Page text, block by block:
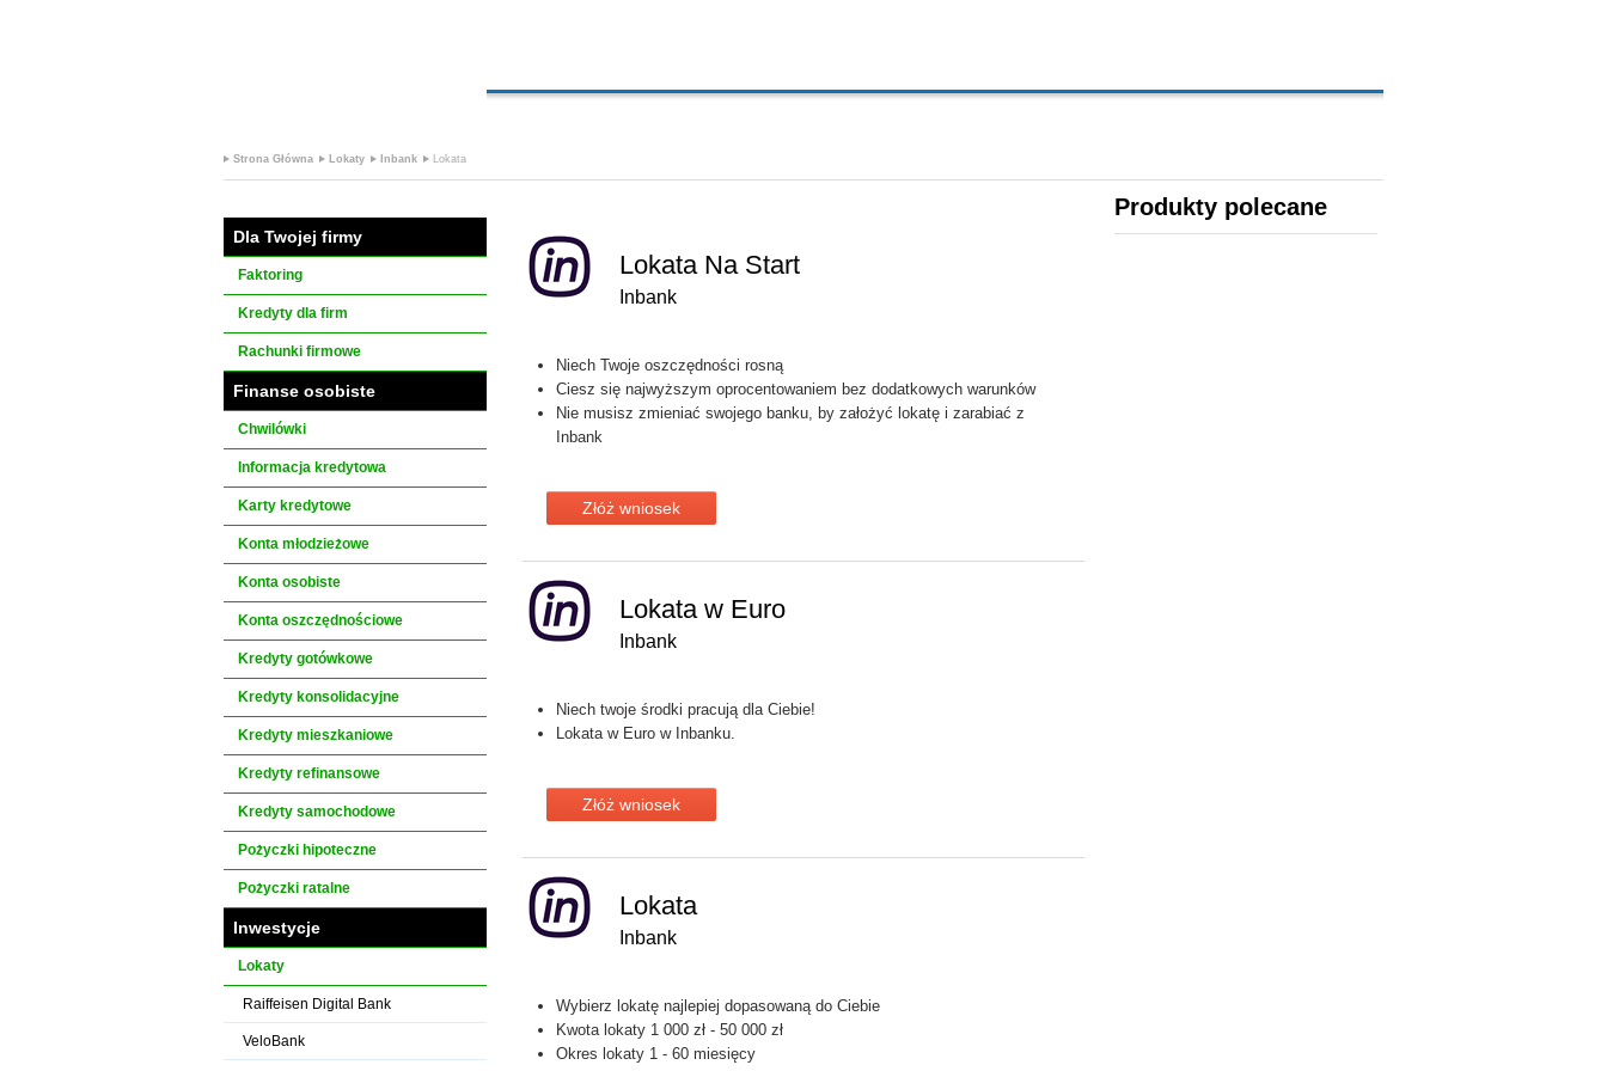
Strona Główna Lokaty Inbank Lokata
Dla Twojej firmy
Faktoring
Kredyty dla firm
Rachunki firmowe
Finanse osobiste
Chwilówki
Informacja kredytowa
Karty kredytowe
Konta młodzieżowe
Konta osobiste
Konta oszczędnościowe
Kredyty gotówkowe
Kredyty konsolidacyjne
Kredyty mieszkaniowe
Kredyty refinansowe
Kredyty samochodowe
Pożyczki hipoteczne
Pożyczki ratalne
Inwestycje
Lokaty
Raiffeisen Digital Bank
VeloBank
Lokata Na Start
Inbank
Niech Twoje oszczędności rosną
Ciesz się najwyższym oprocentowaniem bez dodatkowych warunków
Nie musisz zmieniać swojego banku, by założyć lokatę i zarabiać z
Inbank
Złóż wniosek
Lokata w Euro
Inbank
Niech twoje środki pracują dla Ciebie!
Lokata w Euro w Inbanku.
Złóż wniosek
Lokata
Inbank
Wybierz lokatę najlepiej dopasowaną do Ciebie
Kwota lokaty 1 000 zł - 50 000 zł
Okres lokaty 1 - 60 miesięcy
Produkty polecane